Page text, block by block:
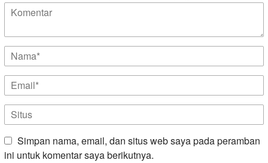
Simpan nama, email, dan situs web saya pada peramban
ini untuk komentar saya berikutnya.